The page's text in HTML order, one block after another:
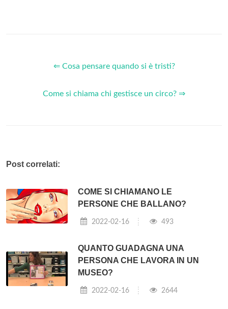
⇐ Cosa pensare quando si è tristi?
Come si chiama chi gestisce un circo? ⇒
Post correlati:
COME SI CHIAMANO LE
PERSONE CHE BALLANO?
2022-02-16 493
QUANTO GUADAGNA UNA
PERSONA CHE LAVORA IN UN
MUSEO?
2022-02-16 2644